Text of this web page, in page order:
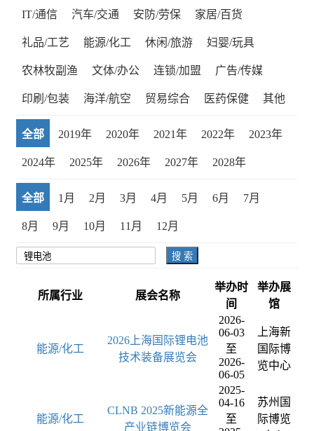
IT/通信 汽车/交通 安防/劳保 家居/百货
礼品/工艺 能源/化工 休闲/旅游 妇婴/玩具
农林牧副渔 文体/办公 连锁/加盟 广告/传媒
印刷/包装 海洋/航空 贸易综合 医药保健 其他
全部 2019年 2020年 2021年 2022年 2023年
2024年 2025年 2026年 2027年 2028年
全部 1月 2月 3月 4月 5月 6月 7月
8月 9月 10月 11月 12月
搜 索
所属行业 展会名称
举办时
间
举办展
馆
能源/化工
2026上海国际锂电池
技术装备展览会
2026-
06-03
至
2026-
06-05
上海新
国际博
览中心
能源/化工
CLNB 2025新能源全
产业链博览会
2025-
04-16
至
苏州国
际博览